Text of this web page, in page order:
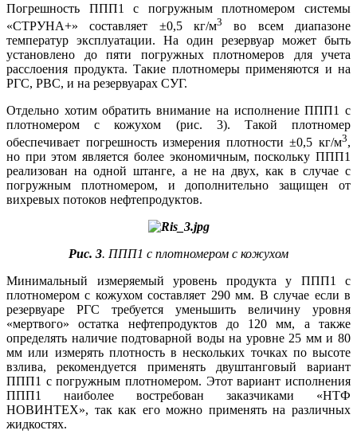
Погрешность ППП1 с погружным плотномером системы
«СТРУНА+» составляет ±0,5 кг/м3
во всем диапазоне
температур эксплуатации. На один резервуар может быть
установлено до пяти погружных плотномеров для учета
расслоения продукта. Такие плотномеры применяются и на
РГС, РВС, и на резервуарах СУГ.
Отдельно хотим обратить внимание на исполнение ППП1 с
плотномером с кожухом (рис. 3). Такой плотномер
обеспечивает погрешность измерения плотности ±0,5 кг/м3,
но при этом является более экономичным, поскольку ППП1
реализован на одной штанге, а не на двух, как в случае с
погружным плотномером, и дополнительно защищен от
вихревых потоков нефтепродуктов.
Рис. 3. ППП1 с плотномером с кожухом
Минимальный измеряемый уровень продукта у ППП1 с
плотномером с кожухом составляет 290 мм. В случае если в
резервуаре РГС требуется уменьшить величину уровня
«мертвого» остатка нефтепродуктов до 120 мм, а также
определять наличие подтоварной во­ды на уровне 25 мм и 80
мм или измерять плотность в нескольких точках по высоте
взлива, рекомендуется применять двуштанговый вариант
ППП1 с погружным плотномером. Этот вариант исполнения
ППП1 наиболее востребован заказчиками «НТФ
НОВИНТЕХ», так как его можно применять на различных
жидкостях.